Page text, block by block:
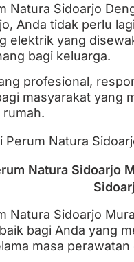
Natura Sidoarjo
Anda tidak perlu
elektrik yang
bagi keluarga.
profesional,
masyarakat yang
Natura Sidoarjo
Natura Sidoarjo
bagi Anda yang
masa perawatan